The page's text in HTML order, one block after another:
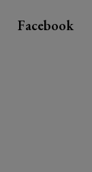
Facebook